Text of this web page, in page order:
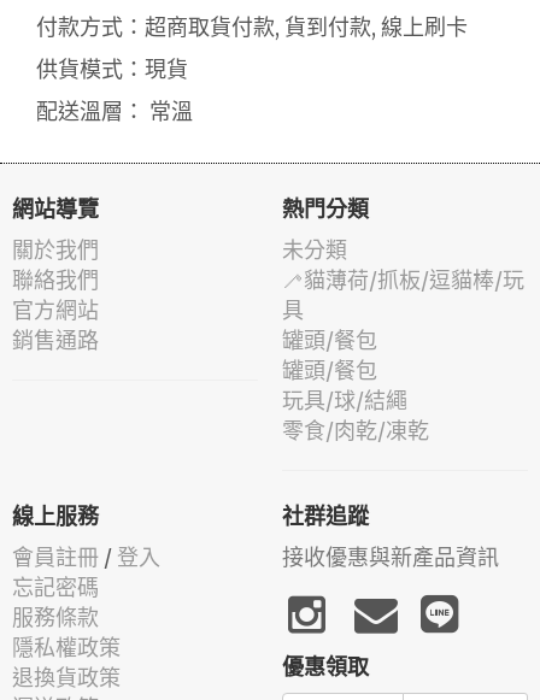
付款方式：超商取貨付款, 貨到付款, 線上刷卡
供貨模式：現貨
配送溫層： 常溫
網站導覽
關於我們
聯絡我們
官方網站
銷售通路
熱門分類
未分類
🦯貓薄荷/抓板/逗貓棒/玩
具
罐頭/餐包
罐頭/餐包
玩具/球/結繩
零食/肉乾/凍乾
線上服務
會員註冊 / 登入
忘記密碼
服務條款
隱私權政策
退換貨政策
社群追蹤
接收優惠與新產品資訊
優惠領取